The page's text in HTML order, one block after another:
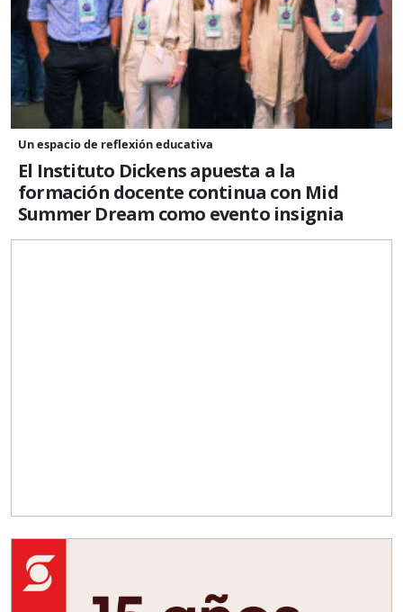
Un espacio de reflexión educativa
El Instituto Dickens apuesta a la
formación docente continua con Mid
Summer Dream como evento insignia